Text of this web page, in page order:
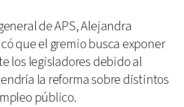
de APS, Alejandra
que el gremio busca exponer
los legisladores debido al
la reforma sobre distintos
público.